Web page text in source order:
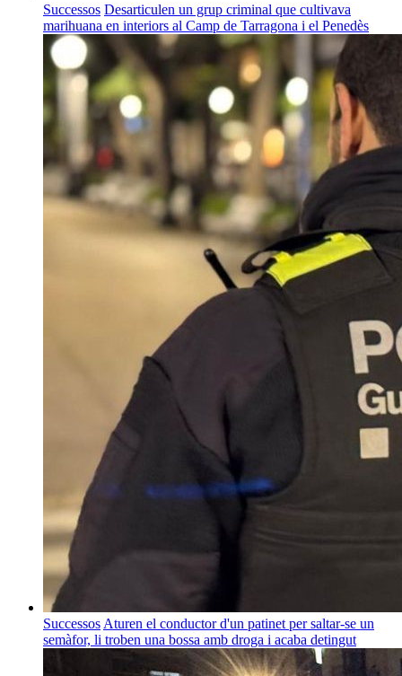
Successos Desarticulen un grup criminal que cultivava
marihuana en interiors al Camp de Tarragona i el Penedès
Successos Aturen el conductor d'un patinet per saltar-se un
semàfor, li troben una bossa amb droga i acaba detingut